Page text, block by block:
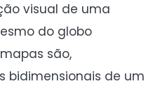
visual de uma
do globo
são,
bidimensionais de um